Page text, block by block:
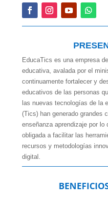
EducaTics es una empresa
educativa, avalada por el
continuamente fortalecer y
educativos de las personas
las nuevas tecnologías de la
(Tics) han generado grandes
enseñanza aprendizaje por lo
obligada a facilitar las
recursos y metodologías
digital.